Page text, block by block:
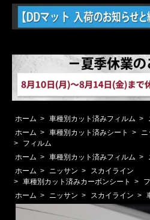
ホーム > 車種別カット済みフィルム >
ホーム > 車種別カット済みシート > ニ
>
フィルム
ホーム > 車種別カット済みフィルム >
ホーム > ニッサン >
スカイライン
> 車種別カット済みカーボンシート >
ホーム > ニッサン > スカイライン >